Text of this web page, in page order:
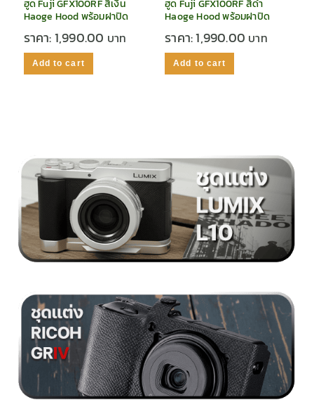
ฮูด Fuji GFX100RF สีเงิน
Haoge Hood พร้อมฝาปิด
ราคา:1,990.00
Add to cart
ฮูด Fuji GFX100RF สีดำ
Haoge Hood พร้อมฝาปิด
ราคา:1,990.00
Add to cart